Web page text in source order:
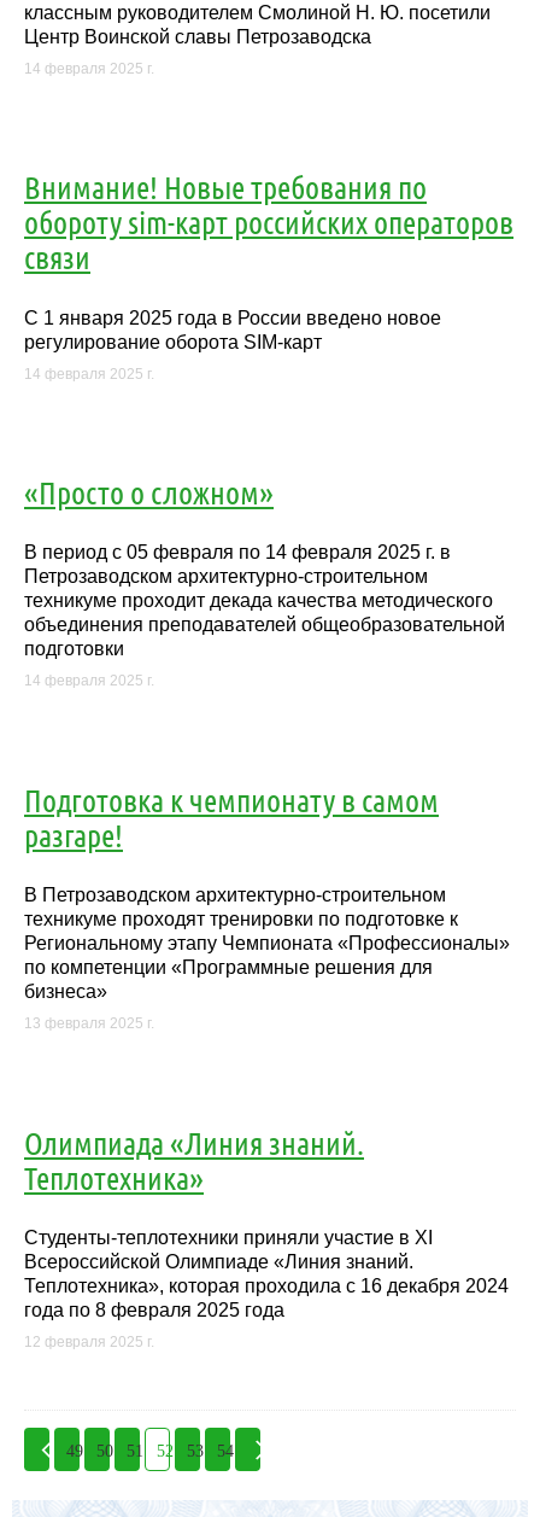
классным руководителем Смолиной Н. Ю. посетили
Центр Воинской славы Петрозаводска
14 февраля 2025 г.
Внимание! Новые требования по
обороту sim-карт российских операторов
связи
С 1 января 2025 года в России введено новое
регулирование оборота SIM-карт
14 февраля 2025 г.
«Просто о сложном»
В период с 05 февраля по 14 февраля 2025 г. в
Петрозаводском архитектурно-строительном
техникуме проходит декада качества методического
объединения преподавателей общеобразовательной
подготовки
14 февраля 2025 г.
Подготовка к чемпионату в самом
разгаре!
В Петрозаводском архитектурно-строительном
техникуме проходят тренировки по подготовке к
Региональному этапу Чемпионата «Профессионалы»
по компетенции «Программные решения для
бизнеса»
13 февраля 2025 г.
Олимпиада «Линия знаний.
Теплотехника»
Студенты-теплотехники приняли участие в XI
Всероссийской Олимпиаде «Линия знаний.
Теплотехника», которая проходила с 16 декабря 2024
года по 8 февраля 2025 года
12 февраля 2025 г.
49 50 51 52 53 54